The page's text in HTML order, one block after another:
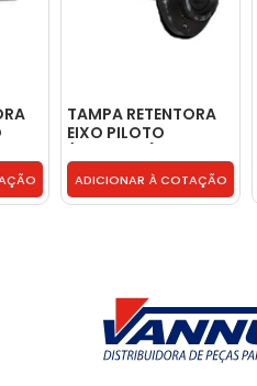
TAMPA RETENTORA
EIXO PILOTO
2R0301211B
ADICIONAR À COTAÇÃO